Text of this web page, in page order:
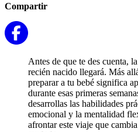
Compartir
Antes de que te des cuenta,
recién nacido llegará. Más
preparar a tu bebé significa
durante esas primeras
desarrollas las habilidades
emocional y la mentalidad
afrontar este viaje que